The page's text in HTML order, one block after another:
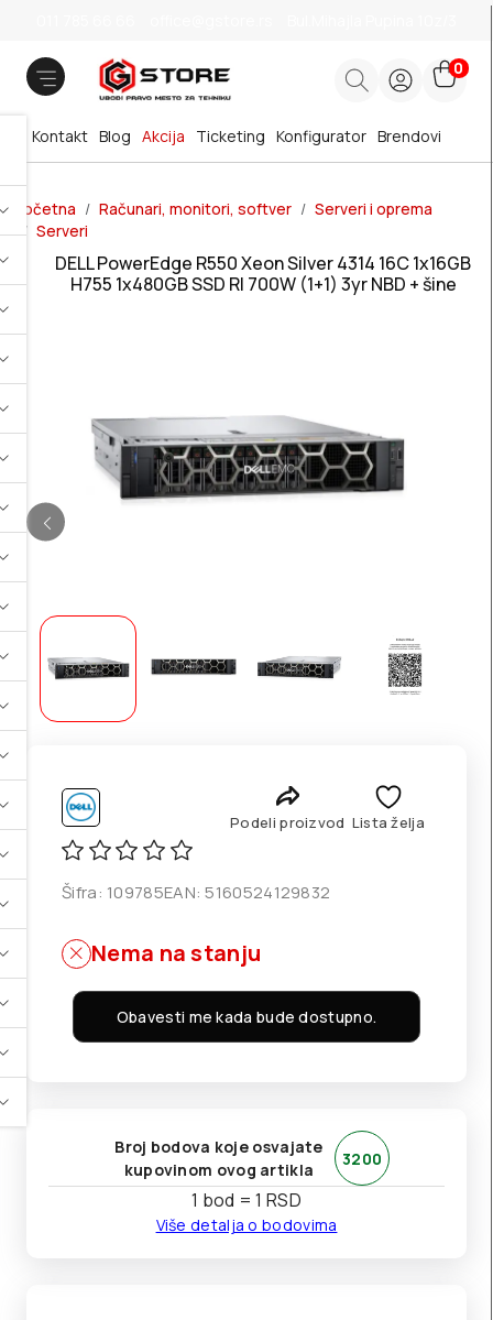
0
Brendovi
Blog Akcija
Kontakt Ticketing Konfigurator
Početna Računari, monitori, softver
Serveri i oprema
Serveri
DELL PowerEdge R550 Xeon Silver 4314 16C 1x16GB
H755 1x480GB SSD RI 700W (1+1) 3yr NBD + šine
Podeli proizvod Lista želja
Šifra: 109785EAN:5160524129832
Nema na stanju
Obavesti me kada bude dostupno.
Broj bodova koje osvajate
kupovinom ovog artikla
3200
1 bod = 1 RSD
Više detalja o bodovima